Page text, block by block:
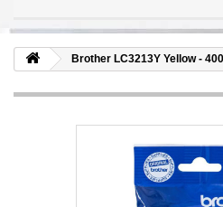
Brother LC3213Y Yellow -